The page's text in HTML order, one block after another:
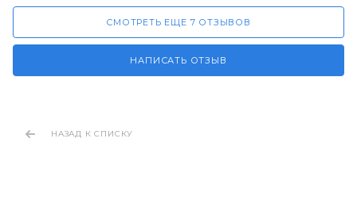
СМОТРЕТЬ ЕЩЕ 7 ОТЗЫВОВ
НАПИСАТЬ ОТЗЫВ
НАЗАД К СПИСКУ